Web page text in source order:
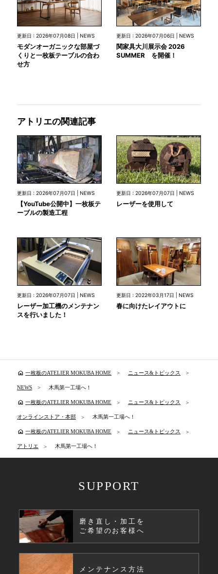
更新日 : 2026年07月08日 | NEWS
モダンオーガニックな部屋づ
くりと一枚板テーブルの合わ
せ方
更新日 : 2026年07月06日 | NEWS
関家具大川展示会 2026
SUMMER を開催！
アトリエの関連記事
更新日 : 2026年07月07日 | NEWS
【YouTube公開中】一枚板テ
ーブルの製造工程
更新日 : 2026年07月07日 | NEWS
レーザーを使用して
更新日 : 2026年07月07日 | NEWS
レーザー加工機のメンテナン
スを行いました！
更新日 : 2022年03月17日 | NEWS
春に向けたレイアウトに
home 一枚板のATELIER MOKUBA HOME ニュース&トピックス
NEWS 木馬第一工場へ！
home 一枚板のATELIER MOKUBA HOME ニュース&トピックス
オンラインストア・本部 木馬第一工場へ！
home 一枚板のATELIER MOKUBA HOME ニュース&トピックス
アトリエ 木馬第一工場へ！
SUPPORT
磨き直し・加工を
ご希望のお客様へ
メンテナンス方法